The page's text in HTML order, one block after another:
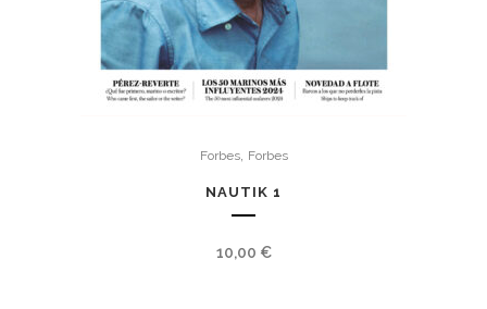
Forbes, Forbes
NAUTIK 1
10,00 €